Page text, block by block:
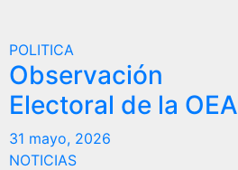
POLITICA
Observación
Electoral de la OEA
31 mayo, 2026
NOTICIAS